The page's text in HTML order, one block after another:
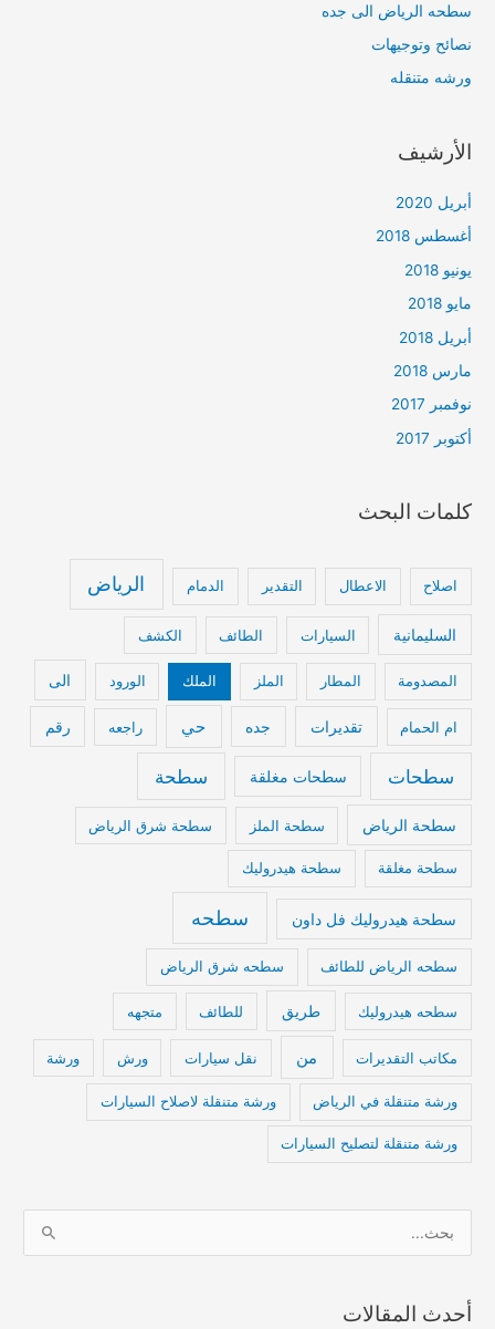
سطحه الرياض الى جده
نصائح وتوجيهات
ورشه متنقله
الأرشيف
أبريل 2020
أغسطس 2018
يونيو 2018
مايو 2018
أبريل 2018
مارس 2018
نوفمبر 2017
أكتوبر 2017
كلمات البحث
اصلاح الاعطال التقدير الدمام الرياض
السليمانية السيارات الطائف الكشف
المصدومة المطار الملز الملك الورود الى
ام الحمام تقديرات جده حي راجعه رقم
سطحات سطحات مغلقة سطحة
سطحة الرياض سطحة الملز سطحة شرق الرياض
سطحة مغلقة سطحة هيدروليك
سطحة هيدروليك فل داون سطحه
سطحه الرياض للطائف سطحه شرق الرياض
سطحه هيدروليك طريق للطائف متجهه
مكاتب التقديرات من نقل سيارات ورش ورشة
ورشة متنقلة في الرياض ورشة متنقلة لاصلاح السيارات
ورشة متنقلة لتصليح السيارات
ل
ح
أحدث المقالات